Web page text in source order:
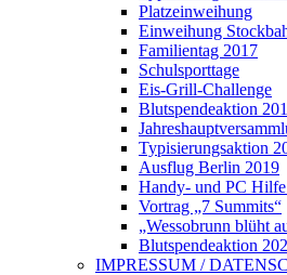
Platzeinweihung
Einweihung
Familientag 2017
Schulsporttage
Eis-Grill-Challenge
Blutspendeaktion
Typisierungsaktion
Ausflug Berlin 2019
Handy- und PC
Vortrag „7 Summits“
„Wessobrunn blüht
Blutspendeaktion
IMPRESSUM /